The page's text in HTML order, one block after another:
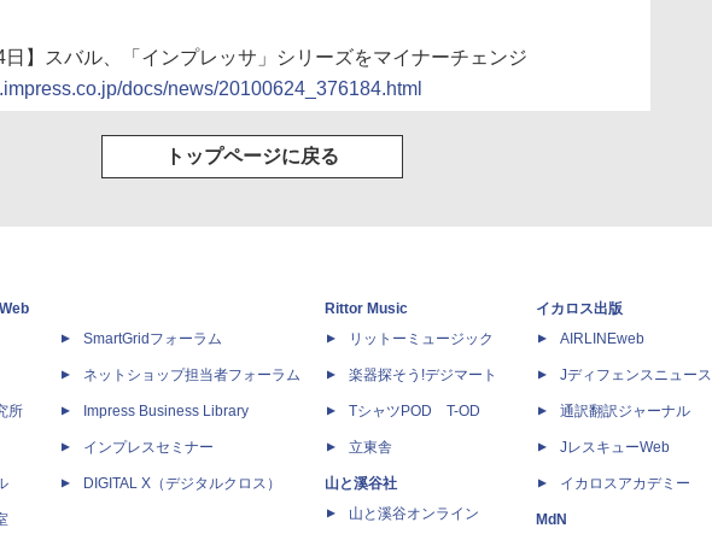
日】スバル、「インプレッサ」シリーズをマイナーチェンジ
docs/news/20100624_376184.html
トップページに戻る
所
SmartGridフォーラム
ネットショップ担当者フォーラム
Impress Business Library
インプレスセミナー
DIGITAL X（デジタルクロス）
Rittor Music
リットーミュージック
楽器探そう!デジマート
TシャツPOD T-OD
立東舎
山と溪谷社
山と溪谷オンライン
イカロス出版
AIRLINEweb
Jディフェンスニュース
通訳翻訳ジャーナル
JレスキューWeb
イカロスアカデミー
MdN